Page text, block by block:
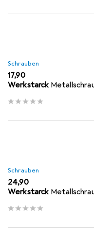
Schrauben
EUR
17,90
Werkstarck
Schrauben
EUR
24,90
Werkstarck